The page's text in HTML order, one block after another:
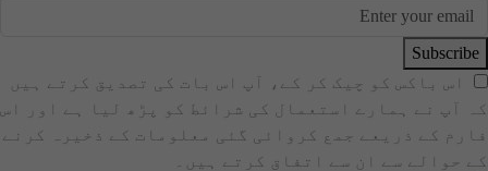
Subscribe
اس باکس کو چیک کر کے، آپ اس بات کی تصدیق کرتے ہیں
کہ آپ نے ہمارے استعمال کی شرائط کو پڑھ لیا ہے اور اس
فارم کے ذریعے جمع کروائی گئی معلومات کے ذخیرہ کرنے
کے حوالے سے ان سے اتفاق کرتے ہیں۔